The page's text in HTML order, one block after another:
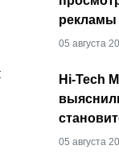
рекламы
05 августа
Hi-Tech
05 августа